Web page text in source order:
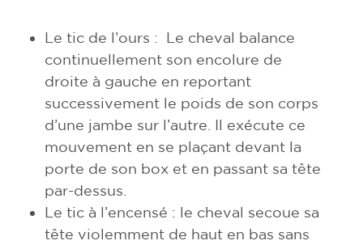
Le tic de l’ours : Le cheval balance
continuellement son encolure de
droite à gauche en reportant
successivement le poids de son corps
d’une jambe sur l’autre. Il exécute ce
mouvement en se plaçant devant la
porte de son box et en passant sa tête
par-dessus.
Le tic à l’encensé : le cheval secoue sa
tête violemment de haut en bas sans